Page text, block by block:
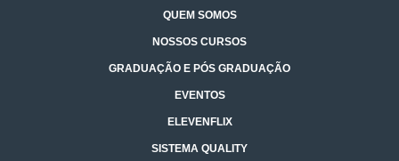
QUEM SOMOS
NOSSOS CURSOS
GRADUAÇÃO E PÓS GRADUAÇÃO
EVENTOS
ELEVENFLIX
SISTEMA QUALITY